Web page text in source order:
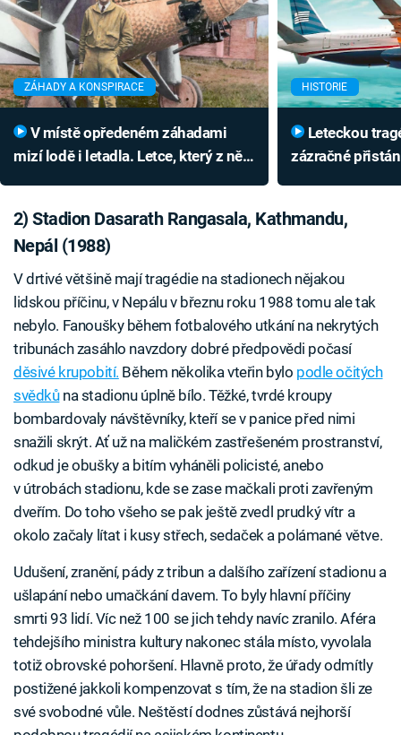
ZÁHADY A KONSPIRACE
mizí lodě i letadla. Letce, který z něj
HISTORIE
zázračné
2) Stadion Dasarath Rangasala, Kathmandu,
Nepál (1988)
V drtivé většině mají tragédie na stadionech nějakou
lidskou příčinu, v Nepálu v březnu roku 1988 tomu ale tak
nebylo. Fanoušky během fotbalového utkání na nekrytých
tribunách zasáhlo navzdory dobré předpovědi počasí
děsivé krupobití. Během několika vteřin bylo podle očitých
svědkůna stadionu úplně bílo. Těžké, tvrdé kroupy
bombardovaly návštěvníky, kteří se v panice před nimi
snažili skrýt. Ať už na maličkém zastřešeném prostranství,
odkud je obušky a bitím vyháněli policisté, anebo
v útrobách stadionu, kde se zase mačkali proti zavřeným
dveřím. Do toho všeho se pak ještě zvedl prudký vítr a
okolo začaly lítat i kusy střech, sedaček a polámané větve.
Udušení, zranění, pády z tribun a dalšího zařízení stadionu a
ušlapání nebo umačkání davem. To byly hlavní příčiny
smrti 93 lidí. Víc než 100 se jich tehdy navíc zranilo. Aféra
tehdejšího ministra kultury nakonec stála místo, vyvolala
totiž obrovské pohoršení. Hlavně proto, že úřady odmítly
postižené jakkoli kompenzovat s tím, že na stadion šli ze
své svobodné vůle. Neštěstí dodnes zůstává nejhorší